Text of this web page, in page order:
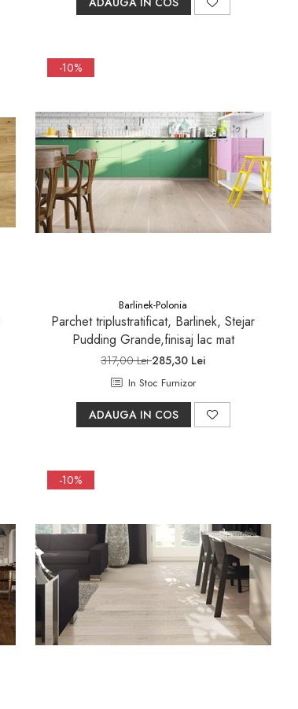
-10%
Barlinek-Polonia
Parchet triplustratificat, Barlinek, Stejar
Pudding Grande,finisaj lac mat
317,00 Lei285,30 Lei
In Stoc Furnizor
ADAUGA IN COS
-10%